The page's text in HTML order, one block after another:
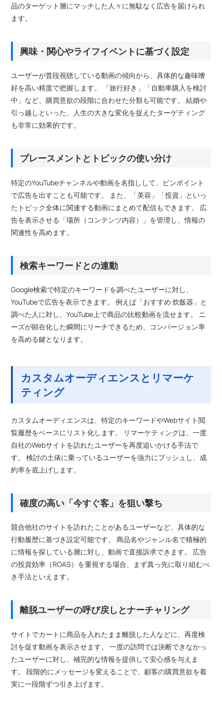
品のターゲット層にマッチした人々に無駄なく広告を届けられ
ます。
興味・関心やライフイベントに基づく設定
ユーザーが普段視聴している動画の傾向から、具体的な趣味嗜
好を高い精度で把握します。 「旅行好き」「自動車購入を検討
中」など、購買意欲の段階に合わせた分類も可能です。 結婚や
引っ越しといった、人生の大きな変化を捉えたターゲティング
も非常に効果的です。
プレースメントとトピックの使い分け
特定のYouTubeチャンネルや動画を名指しして、ピンポイント
で広告を出すことも可能です。 また、「美容」「投資」といっ
たトピック全体に関連する動画にまとめて配信もできます。 広
告を表示させる「場所（コンテンツ内容）」を管理し、情報の
関連性を高めます。
検索キーワードとの連動
Google検索で特定のキーワードを調べたユーザーに対し、
YouTubeで広告を表示できます。 例えば「おすすめ 炊飯器」と
調べた人に対し、YouTube上で商品の比較動画を流せます。 ニ
ーズが顕在化した瞬間にリーチできるため、コンバージョン率
を高める鍵となります。
カスタムオーディエンスとリマーケ
ティング
カスタムオーディエンスは、特定のキーワードやWebサイト閲
覧履歴をベースにリスト化します。 リマーケティングは、一度
自社のWebサイトを訪れたユーザーを再度追いかける手法で
す。 検討の土俵に乗っているユーザーを強力にプッシュし、成
約率を底上げします。
確度の高い「今すぐ客」を狙い撃ち
競合他社のサイトを訪れたことがあるユーザーなど、具体的な
行動履歴に基づき設定可能です。 商品名やジャンル名で積極的
に情報を探している層に対し、動画で直接訴求できます。 広告
の投資効率（ROAS）を重視する場合、まず真っ先に取り組むべ
き手法といえます。
離脱ユーザーの呼び戻しとナーチャリング
サイトでカートに商品を入れたまま離脱した人などに、再度検
討を促す動画を表示させます。 一度の訪問では決断できなかっ
たユーザーに対し、補完的な情報を提供して安心感を与えま
す。 段階的にメッセージを変えることで、顧客の購買意欲を着
実に一段階ずつ引き上げます。